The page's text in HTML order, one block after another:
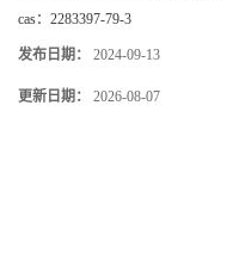
cas： 2283397-79-3
发布日期： 2024-09-13
更新日期： 2026-08-07